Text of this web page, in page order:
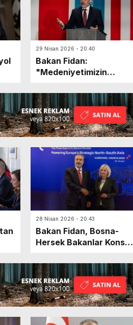
29 Nisan 2026 - 20:40
Bakan Fidan:
"Medeniyetimizin
Aşamadır"
28 Nisan 2026 - 20:43
Bakan Fidan, Bosna-
Hersek Bakanlar Konseyi
görüştü